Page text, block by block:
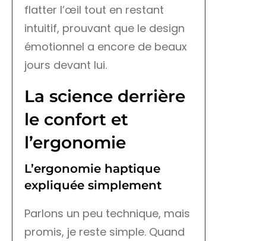
flatter l’œil tout en restant
intuitif, prouvant que le design
émotionnel a encore de beaux
jours devant lui.
La science derrière
le confort et
l’ergonomie
L’ergonomie haptique
expliquée simplement
Parlons un peu technique, mais
promis, je reste simple. Quand